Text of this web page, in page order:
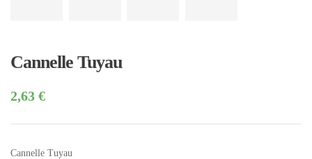
Cannelle Tuyau
2,63 €
Cannelle Tuyau